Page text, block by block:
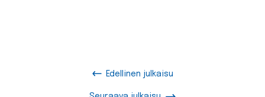
Edellinen julkaisu